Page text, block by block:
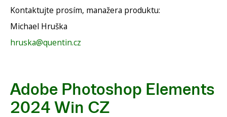
Kontaktujte prosím, manažera produktu:
Michael Hruška
hruska@quentin.cz
Adobe Photoshop Elements
2024 Win CZ